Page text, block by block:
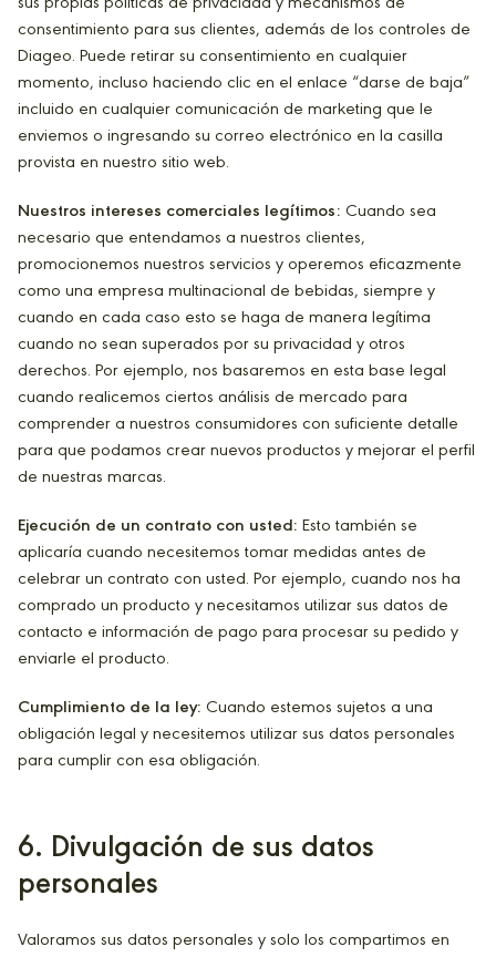
consentimiento para sus clientes, además de los controles de
Diageo. Puede retirar su consentimiento en cualquier
momento, incluso haciendo clic en el enlace “darse de baja”
incluido en cualquier comunicación de marketing que le
enviemos o ingresando su correo electrónico en la casilla
provista en nuestro sitio web.
Nuestros intereses comerciales legítimos: Cuando sea
necesario que entendamos a nuestros clientes,
promocionemos nuestros servicios y operemos eficazmente
como una empresa multinacional de bebidas, siempre y
cuando en cada caso esto se haga de manera legítima
cuando no sean superados por su privacidad y otros
derechos. Por ejemplo, nos basaremos en esta base legal
cuando realicemos ciertos análisis de mercado para
comprender a nuestros consumidores con suficiente detalle
para que podamos crear nuevos productos y mejorar el perfil
de nuestras marcas.
Ejecución de un contrato con usted: Esto también se
aplicaría cuando necesitemos tomar medidas antes de
celebrar un contrato con usted. Por ejemplo, cuando nos ha
comprado un producto y necesitamos utilizar sus datos de
contacto e información de pago para procesar su pedido y
enviarle el producto.
Cumplimiento de la ley: Cuando estemos sujetos a una
obligación legal y necesitemos utilizar sus datos personales
para cumplir con esa obligación.
6. Divulgación de sus datos
personales
Valoramos sus datos personales y solo los compartimos en